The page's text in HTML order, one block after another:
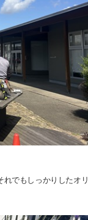
でもしっかりしたオリ